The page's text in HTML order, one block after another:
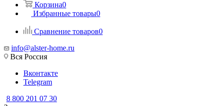
Корзина0
Избранные товары0
Сравнение товаров0
info@alster-home.ru
Вся Россия
Вконтакте
Telegram
8 800 201 07 30